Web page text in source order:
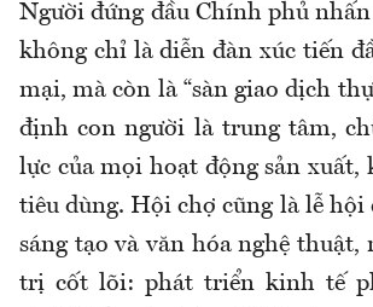
Người đứng đầu Chính phủ
không chỉ là diễn đàn xúc tiến
mại, mà còn là “sàn giao dịch
định con người là trung tâm,
lực của mọi hoạt động sản xuất,
tiêu dùng. Hội chợ cũng là lễ hội
sáng tạo và văn hóa nghệ thuật,
trị cốt lõi: phát triển kinh tế